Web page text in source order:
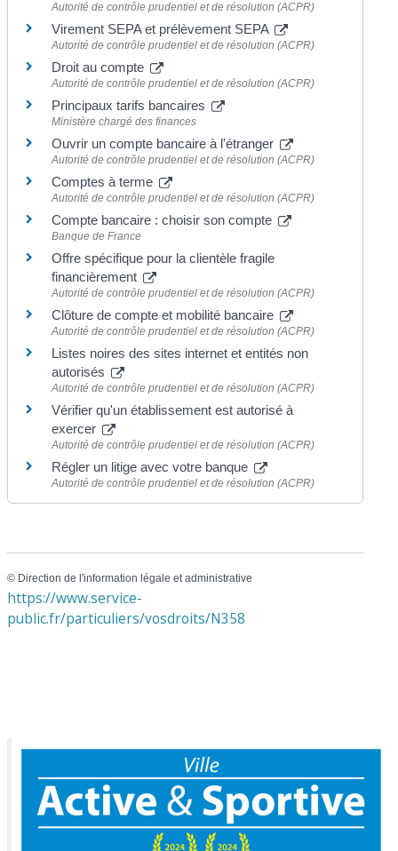
Autorité de contrôle prudentiel et de résolution (ACPR)
Virement SEPA et prélèvement SEPA
Autorité de contrôle prudentiel et de résolution (ACPR)
Droit au compte
Autorité de contrôle prudentiel et de résolution (ACPR)
Principaux tarifs bancaires
Ministère chargé des finances
Ouvrir un compte bancaire à l'étranger
Autorité de contrôle prudentiel et de résolution (ACPR)
Comptes à terme
Autorité de contrôle prudentiel et de résolution (ACPR)
Compte bancaire : choisir son compte
Banque de France
Offre spécifique pour la clientèle fragile
financièrement
Autorité de contrôle prudentiel et de résolution (ACPR)
Clôture de compte et mobilité bancaire
Autorité de contrôle prudentiel et de résolution (ACPR)
Listes noires des sites internet et entités non
autorisés
Autorité de contrôle prudentiel et de résolution (ACPR)
Vérifier qu'un établissement est autorisé à
exercer
Autorité de contrôle prudentiel et de résolution (ACPR)
Régler un litige avec votre banque
Autorité de contrôle prudentiel et de résolution (ACPR)
© Direction de l'information légale et administrative
https://www.service-
public.fr/particuliers/vosdroits/N358